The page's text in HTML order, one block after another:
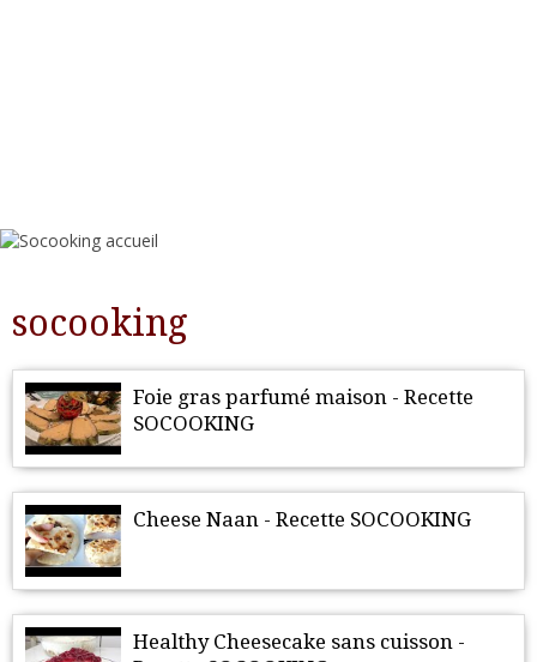
socooking
Foie gras parfumé maison - Recette
SOCOOKING
Cheese Naan - Recette SOCOOKING
Healthy Cheesecake sans cuisson -